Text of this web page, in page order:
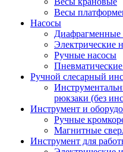
Весы
Насосы
Диафрагменные
Электрические
Ручные насосы
Ручной слесарный
рюкзаки (без
Инструмент и
Ручные
Магнитные
Инструмент для